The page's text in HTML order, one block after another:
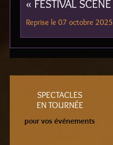
« FESTIVAL
Reprise le 07 octobre 2025
SPECTACLES
EN TOURNÉE
pour vos événements